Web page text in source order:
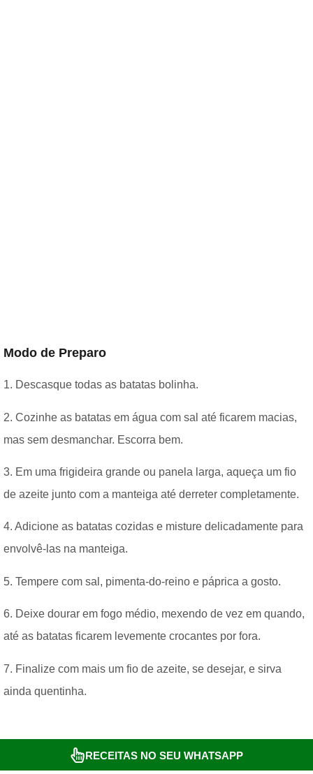
Modo de Preparo
1. Descasque todas as batatas bolinha.
2. Cozinhe as batatas em água com sal até ficarem macias,
mas sem desmanchar. Escorra bem.
3. Em uma frigideira grande ou panela larga, aqueça um fio
de azeite junto com a manteiga até derreter completamente.
4. Adicione as batatas cozidas e misture delicadamente para
envolvê-las na manteiga.
5. Tempere com sal, pimenta-do-reino e páprica a gosto.
6. Deixe dourar em fogo médio, mexendo de vez em quando,
até as batatas ficarem levemente crocantes por fora.
7. Finalize com mais um fio de azeite, se desejar, e sirva
ainda quentinha.
Rendimento:5 porções
RECEITAS NO SEU WHATSAPP